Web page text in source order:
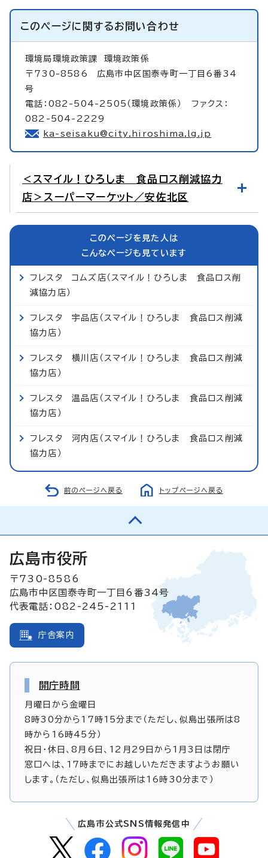
このページに関するお問い合わせ
環境局環境政策課 環境政策係
〒730-8586 広島市中区国泰寺町一丁目6番34
号
電話：082-504-2505（環境政策係） ファクス：
082-504-2229
ka-seisaku@city.hiroshima.lg.jp
＜スマイル！ひろしま 食品ロス削減協力
店＞スーパーマーケット／安佐北区
このページを見た人は
こんなページも見ています
フレスタ コムズ店（スマイル！ひろしま 食品ロス削
減協力店）
フレスタ 宇品店（スマイル！ひろしま 食品ロス削減
協力店）
フレスタ 横川店（スマイル！ひろしま 食品ロス削減
協力店）
フレスタ 温品店（スマイル！ひろしま 食品ロス削減
協力店）
フレスタ 河内店（スマイル！ひろしま 食品ロス削減
協力店）
前のページへ戻る トップページへ戻る
広島市役所
〒730-8586
広島市中区国泰寺町一丁目6番34号
代表電話：082-245-2111
庁舎案内
開庁時間
月曜日から金曜日
8時30分から17時15分まで（ただし、似島出張所は8
時から16時45分）
祝日・休日、8月6日、12月29日から1月3日は閉庁
窓口へは、17時までにお越しいただきますようお願い
します。（ただし、似島出張所は16時30分まで）
広島市公式SNS情報発信中